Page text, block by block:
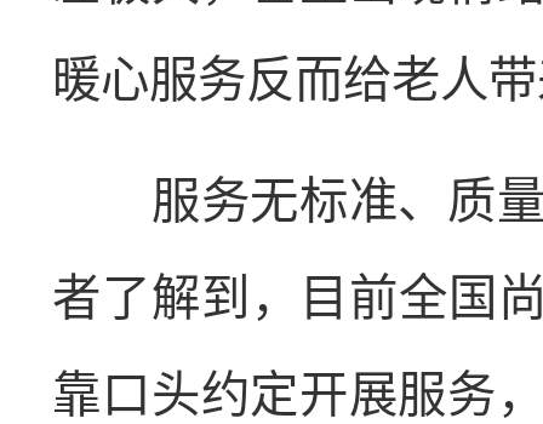
暖心服务反而给老人
服务无标准、质量
者了解到，目前全国
靠口头约定开展服务